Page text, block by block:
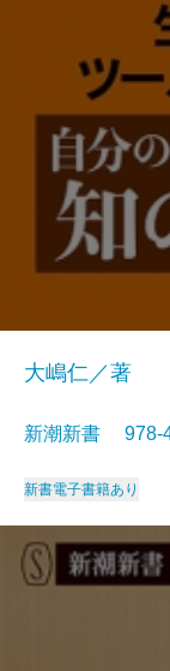
大嶋仁／著
新潮新書 978-
新書電子書籍あり